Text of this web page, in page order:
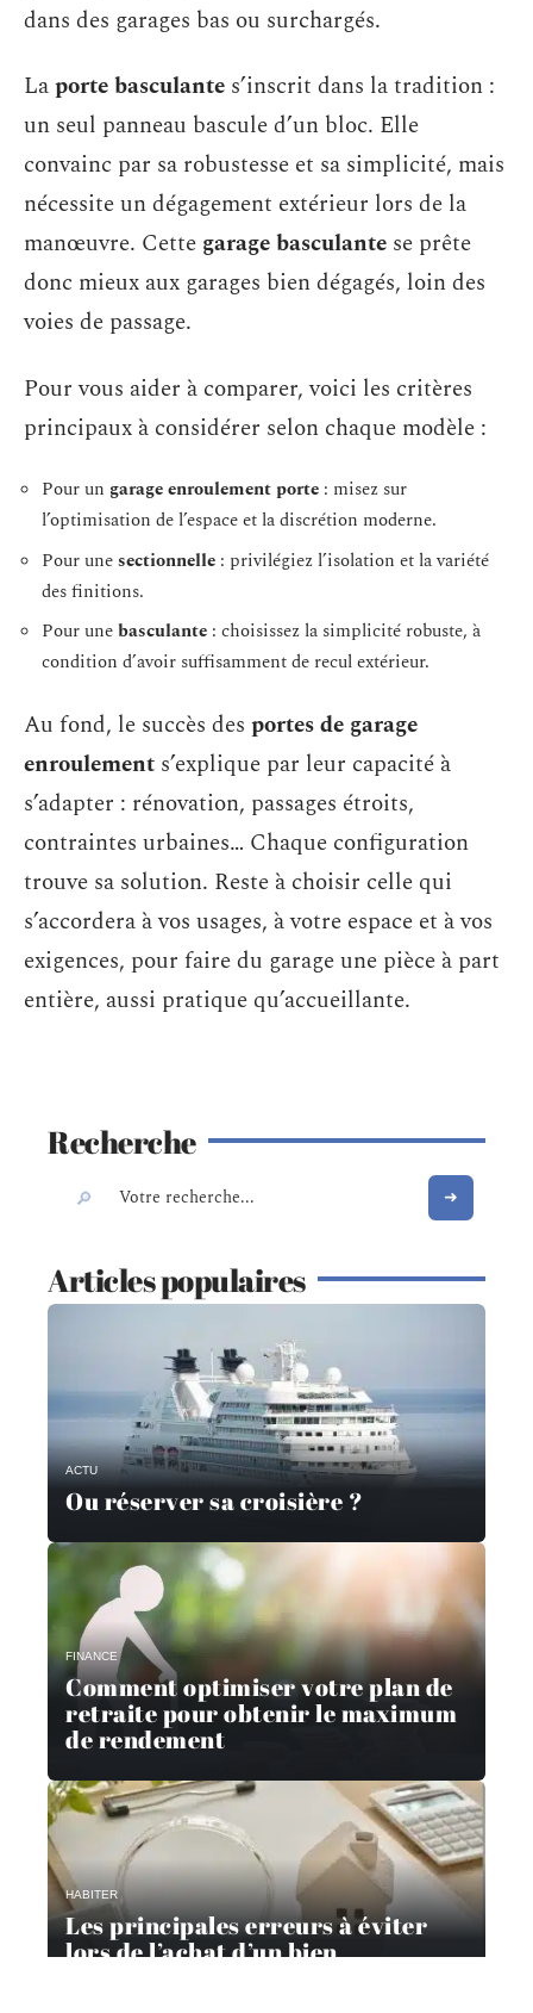
dans des garages bas ou surchargés.
Laporte basculante s’inscrit dans la tradition :
un seul panneau bascule d’un bloc. Elle
convainc par sa robustesse et sa simplicité, mais
nécessite un dégagement extérieur lors de la
manœuvre. Cette garage basculante se prête
donc mieux aux garages bien dégagés, loin des
voies de passage.
Pour vous aider à comparer, voici les critères
principaux à considérer selon chaque modèle :
Pour un garage enroulement porte : misez sur
l’optimisation de l’espace et la discrétion moderne.
Pour unesectionnelle : privilégiez l’isolation et la variété
des finitions.
Pour unebasculante : choisissez la simplicité robuste, à
condition d’avoir suffisamment de recul extérieur.
Au fond, le succès des portes de garage
enroulement s’explique par leur capacité à
s’adapter : rénovation, passages étroits,
contraintes urbaines… Chaque configuration
trouve sa solution. Reste à choisir celle qui
s’accordera à vos usages, à votre espace et à vos
exigences, pour faire du garage une pièce à part
entière, aussi pratique qu’accueillante.
Recherche
Articles populaires
ACTU
Ou réserver sa croisière ?
FINANCE
Comment optimiser votre plan de
retraite pour obtenir le maximum
de rendement
HABITER
Les principales erreurs à éviter
lors de l’achat d’un bien